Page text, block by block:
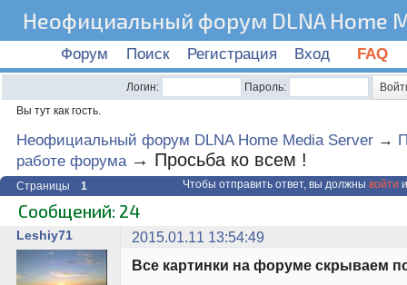
Неофициальный форум DLNA Home
Форум Поиск Регистрация Вход FAQ
Логин:
Пароль:
Вы тут как гость.
Неофициальный форум DLNA Home Media Server →
работе форума → Просьба ко всем !
Страницы 1 Чтобы отправить ответ, вы должны войти
Сообщений: 24
Leshiy71 2015.01.11 13:54:49
Все картинки на форуме скрываем